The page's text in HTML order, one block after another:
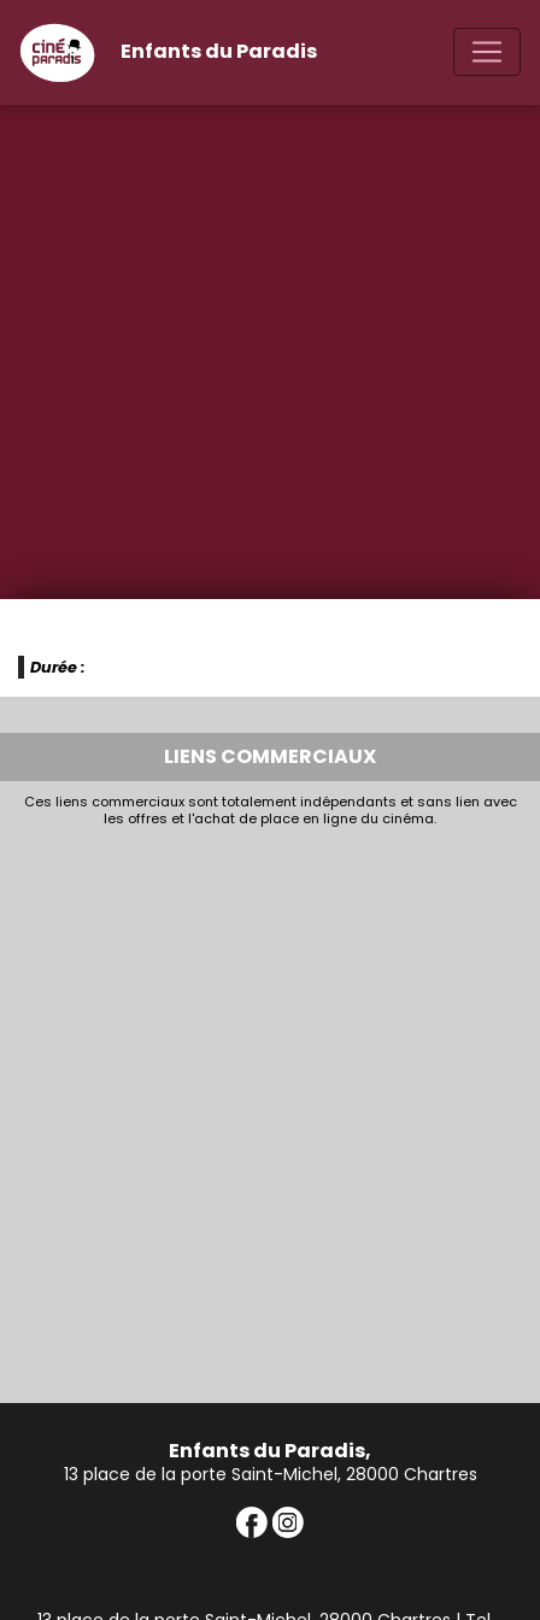
Enfants du Paradis
Durée :
LIENS COMMERCIAUX
Ces liens commerciaux sont totalement indépendants et sans lien avec
les offres et l'achat de place en ligne du cinéma.
Enfants du Paradis,
13 place de la porte Saint-Michel, 28000 Chartres